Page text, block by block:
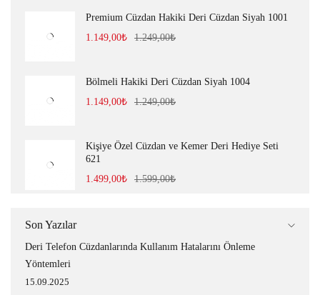
Premium Cüzdan Hakiki Deri Cüzdan Siyah 1001
1.249,00₺
1.149,00₺
Bölmeli Hakiki Deri Cüzdan Siyah 1004
1.249,00₺
1.149,00₺
Kişiye Özel Cüzdan ve Kemer Deri Hediye Seti
621
1.599,00₺
1.499,00₺
Son Yazılar
Deri Telefon Cüzdanlarında Kullanım Hatalarını Önleme
Yöntemleri
15.09.2025